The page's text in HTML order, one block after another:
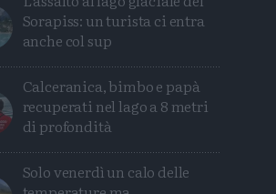
Sorapiss: un turista ci entra
anche col sup
Calceranica, bimbo e papà
recuperati nel lago a 8 metri
di profondità
Solo venerdì un calo delle